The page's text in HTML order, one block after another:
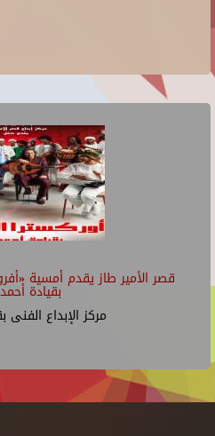
قصر الأمير طاز يقدم أمسية
بقيادة
مركز الإبداع الفنى